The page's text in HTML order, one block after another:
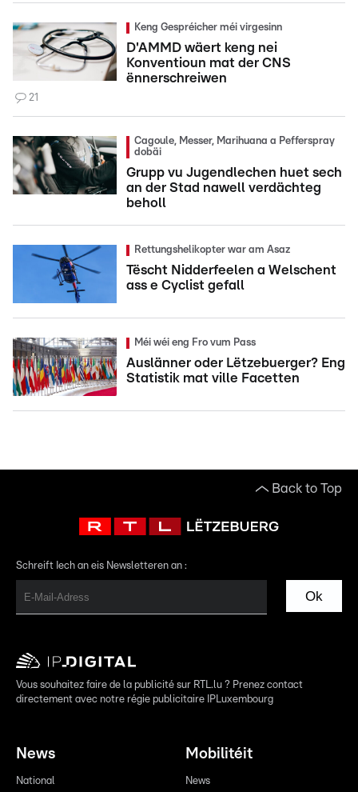
Keng Gespréicher méi virgesinn
D'AMMD wäert keng nei
Konventioun mat der CNS
ënnerschreiwen
21
Cagoule, Messer, Marihuana a Pefferspray
dobäi
Grupp vu Jugendlechen huet sech
an der Stad nawell verdächteg
beholl
Rettungshelikopter war am Asaz
Tëscht Nidderfeelen a Welschent
ass e Cyclist gefall
Méi wéi eng Fro vum Pass
Auslänner oder Lëtzebuerger? Eng
Statistik mat ville Facetten
Back to Top
Schreift Iech an eis Newsletteren an :
Ok
Vous souhaitez faire de la publicité sur RTL.lu ? Prenez contact
directement avec notre régie publicitaire IPLuxembourg
News
National
Mobilitéit
News